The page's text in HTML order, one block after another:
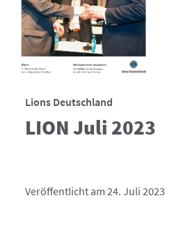
Lions Deutschland
LION Juli 2023
Veröffentlicht am 24. Juli 2023